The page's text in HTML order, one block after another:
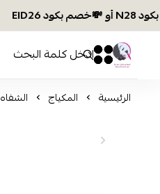
افكار ومخازن العناية
0 0
الرئيسية المكياج الشفاه